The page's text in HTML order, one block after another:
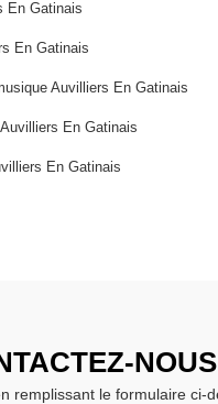
En Gatinais
En Gatinais
Auvilliers En Gatinais
En Gatinais
En Gatinais
NOUS
remplissant le formulaire ci-